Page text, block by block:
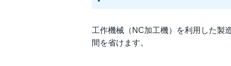
工作機械（NC加工機）を利用した製
間を省けます。